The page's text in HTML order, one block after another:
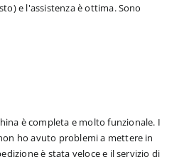
e l'assistenza è ottima. Sono
è completa e molto funzionale. I
ho avuto problemi a mettere in
è stata veloce e il servizio di